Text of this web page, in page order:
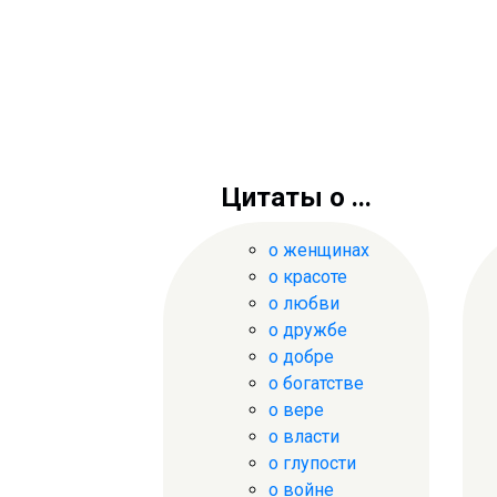
Цитаты о ...
о женщинах
о красоте
о любви
о дружбе
о добре
о богатстве
о вере
о власти
о глупости
о войне